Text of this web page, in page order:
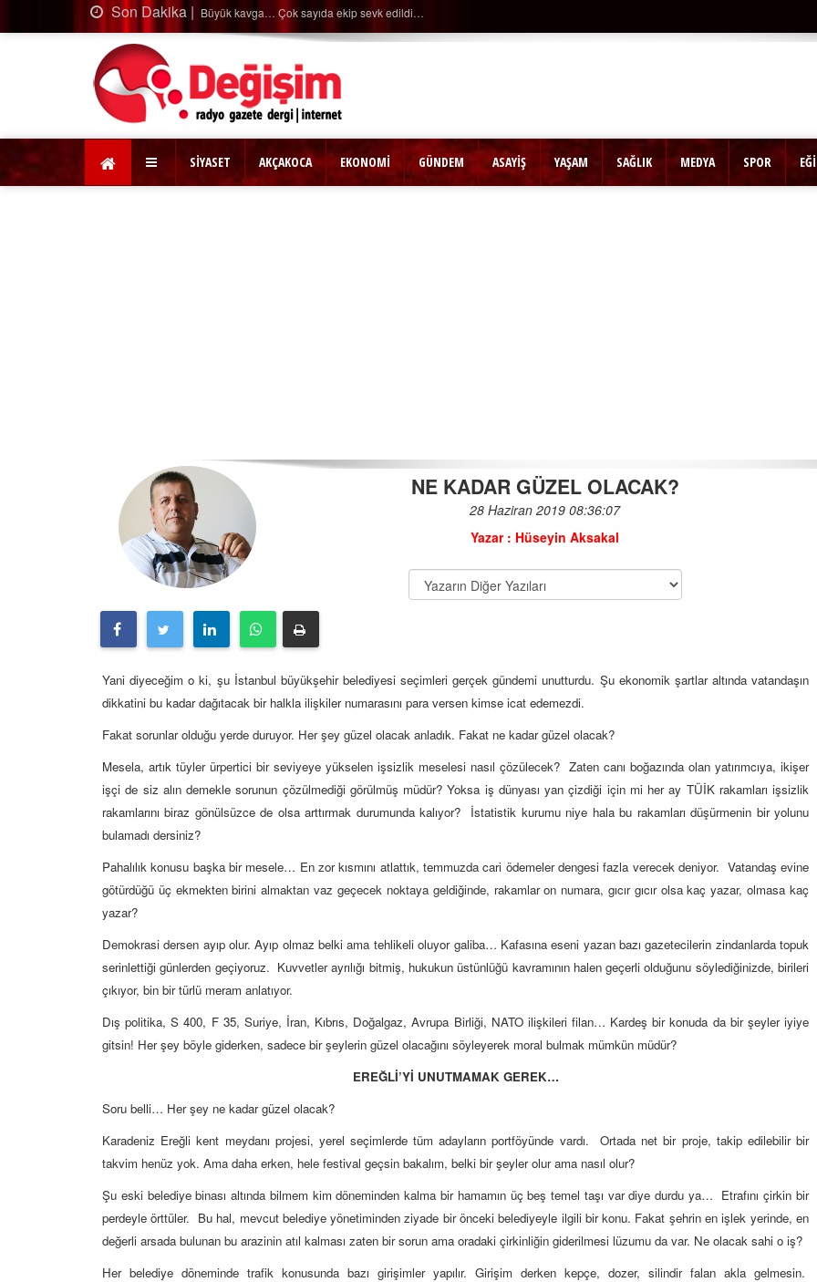
Çok sayıda ekip sevk edildi… Son Dakika |
SİYASET AKÇAKOCA EKONOMİ GÜNDEM ASAYİŞ YAŞAM SAĞLIK MEDYA SPOR
NE KADAR GÜZEL OLACAK?
28 Haziran 2019 08:36:07
Yazar : Hüseyin Aksakal
Yani diyeceğim o ki, şu İstanbul büyükşehir belediyesi seçimleri gerçek gündemi unutturdu. Şu ekonomik şartlar altında vatandaşın
dikkatini bu kadar dağıtacak bir halkla ilişkiler numarasını para versen kimse icat edemezdi.
Fakat sorunlar olduğu yerde duruyor. Her şey güzel olacak anladık. Fakat ne kadar güzel olacak?
Mesela, artık tüyler ürpertici bir seviyeye yükselen işsizlik meselesi nasıl çözülecek? Zaten canı boğazında olan yatırımcıya, ikişer
işçi de siz alın demekle sorunun çözülmediği görülmüş müdür? Yoksa iş dünyası yan çizdiği için mi her ay TÜİK rakamları işsizlik
rakamlarını biraz gönülsüzce de olsa arttırmak durumunda kalıyor? İstatistik kurumu niye hala bu rakamları düşürmenin bir yolunu
bulamadı dersiniz?
Pahalılık konusu başka bir mesele… En zor kısmını atlattık, temmuzda cari ödemeler dengesi fazla verecek deniyor. Vatandaş evine
götürdüğü üç ekmekten birini almaktan vaz geçecek noktaya geldiğinde, rakamlar on numara, gıcır gıcır olsa kaç yazar, olmasa kaç
yazar?
Demokrasi dersen ayıp olur. Ayıp olmaz belki ama tehlikeli oluyor galiba… Kafasına eseni yazan bazı gazetecilerin zindanlarda topuk
serinlettiği günlerden geçiyoruz. Kuvvetler ayrılığı bitmiş, hukukun üstünlüğü kavramının halen geçerli olduğunu söylediğinizde, birileri
çıkıyor, bin bir türlü meram anlatıyor.
Dış politika, S 400, F 35, Suriye, İran, Kıbrıs, Doğalgaz, Avrupa Birliği, NATO ilişkileri filan… Kardeş bir konuda da bir şeyler iyiye
gitsin! Her şey böyle giderken, sadece bir şeylerin güzel olacağını söyleyerek moral bulmak mümkün müdür?
EREĞLİ’Yİ UNUTMAMAK GEREK…
Soru belli… Her şey ne kadar güzel olacak?
Karadeniz Ereğli kent meydanı projesi, yerel seçimlerde tüm adayların portföyünde vardı. Ortada net bir proje, takip edilebilir bir
takvim henüz yok. Ama daha erken, hele festival geçsin bakalım, belki bir şeyler olur ama nasıl olur?
Şu eski belediye binası altında bilmem kim döneminden kalma bir hamamın üç beş temel taşı var diye durdu ya… Etrafını çirkin bir
perdeyle örttüler. Bu hal, mevcut belediye yönetiminden ziyade bir önceki belediyeyle ilgili bir konu. Fakat şehrin en işlek yerinde, en
değerli arsada bulunan bu arazinin atıl kalması zaten bir sorun ama oradaki çirkinliğin giderilmesi lüzumu da var. Ne olacak sahi o iş?
Her belediye döneminde trafik konusunda bazı girişimler yapılır. Girişim derken kepçe, dozer, silindir falan akla gelmesin.
KAMPÜS SORULARI
DÖNER ÜSTÜ HABER...
19-07-2017 | 09 : 50 49
07-09-2019 | 08 : 17 26
UNUTMADIK DİYORUZ AMA…
SEÇMEN NE DEDİ?
Şenol AZMAN
“Aman doktor, yaman doktor.
Merve KIRAN
KİLO KONTROLÜNDE KİLİT